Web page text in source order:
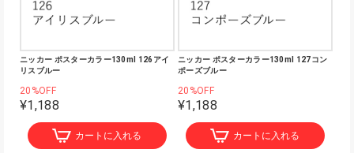
ニッカー ポスターカラー130ml 126アイ
リスブルー
20%OFF
¥1,188
カートに入れる
ニッカー ポスターカラー130ml 127コン
ポーズブルー
20%OFF
¥1,188
カートに入れる